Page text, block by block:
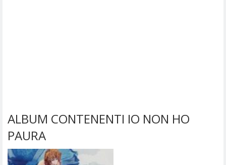
ALBUM CONTENENTI IO NON HO
PAURA